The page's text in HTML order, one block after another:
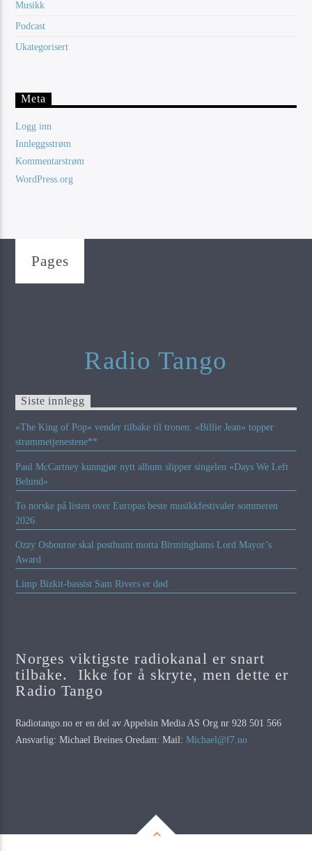
Musikk
Podcast
Ukategorisert
Meta
Logg inn
Innleggsstrøm
Kommentarstrøm
WordPress.org
Pages
Radio Tango
Siste innlegg
«The King of Pop» vender tilbake til tronen: «Billie Jean» topper
strømmetjenestene**
Paul McCartney kunngjør nytt album slipper singelen «Days We Left
Behind»
To norske på listen over Europas beste musikkfestivaler sommeren
2026
Ozzy Osbourne skal posthumt motta Birminghams Lord Mayor’s
Award
Limp Bizkit-bassist Sam Rivers er død
Norges viktigste radiokanal er snart
tilbake. Ikke for å skryte, men dette er
Radio Tango
Radiotango.no er en del av Appelsin Media AS Org nr 928 501 566
Ansvarlig: Michael Breines Oredam: Mail:Michael@f7.no